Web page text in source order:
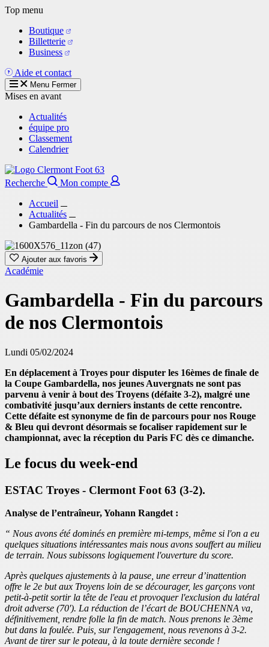
Aller
contenu
principal
Top menu
Boutique
Billetterie
Business
Aide et contact
Menu Fermer
Mises en avant
Actualités
équipe pro
Classement
Calendrier
Recherche
Mon compte
Accueil
Actualités
Gambardella - Fin du parcours de nos Clermontois
Ajouter aux favoris
Académie
Gambardella - Fin du parcours
de nos Clermontois
Lundi 05/02/2024
En déplacement à Troyes pour disputer les 16èmes de finale de
la Coupe Gambardella, nos jeunes Auvergnats ne sont pas
parvenu à venir à bout des Troyens (défaite 3-2), malgré une
combativité jusqu’aux derniers instants de cette rencontre.
Cette défaite est synonyme de fin de parcours pour nos Rouge
& Bleu qui devront désormais se focaliser rapidement sur le
championnat, avec la réception du Paris FC dès ce dimanche.
Le focus du week-end
ESTAC Troyes - Clermont Foot 63 (3-2).
Analyse de l’entraîneur, Yohann Rangdet :
“ Nous avons été dominés en première mi-temps, même si l'on a eu
quelques situations intéressantes mais nous avons souffert au milieu
de terrain. Nous subissons logiquement l'ouverture du score.
Après quelques ajustements à la pause, une erreur d’inattention
offre le 2e but aux Troyens loin de se décourager, les garçons vont
petit-à-petit sortir la tête de l'eau et provoquer l'exclusion du latéral
droit adverse (70'). La réduction de l’écart de BOUCHENNA va,
définitivement, rendre folle la fin de match. Nous prenons le 3ème
but dans la foulée. Puis, sur l'engagement, nous revenons à 3-2.
Avant de tirer sur le poteau, à la toute dernière seconde !